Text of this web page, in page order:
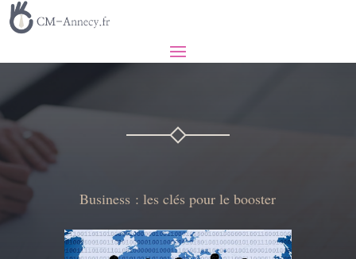
Business : les clés pour le booster